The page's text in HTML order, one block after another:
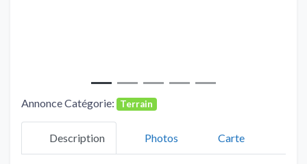
Annonce Catégorie: Terrain
Description Photos Carte